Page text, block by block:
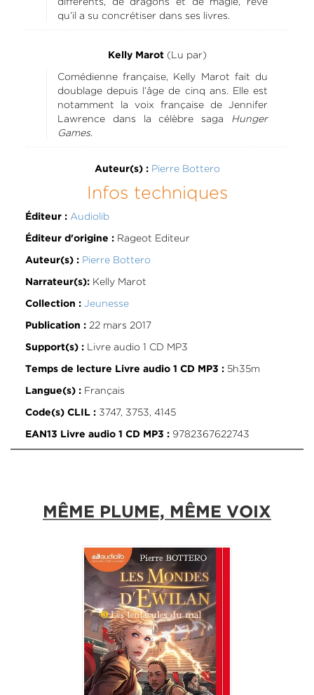
qu’il a su concrétiser dans ses livres.
Kelly Marot(Lu par)
Comédienne française, Kelly Marot fait du
doublage depuis l’âge de cinq ans. Elle est
notamment la voix française de Jennifer
Lawrence dans la célèbre saga Hunger
Games.
Auteur(s) : Pierre Bottero
Infos techniques
Éditeur : Audiolib
Éditeur d'origine :Rageot Editeur
Auteur(s) : Pierre Bottero
Narrateur(s):Kelly Marot
Collection : Jeunesse
Publication :22 mars 2017
Support(s) :Livre audio 1 CD MP3
Temps de lecture Livre audio 1 CD MP3 :5h35m
Langue(s) :Français
Code(s) CLIL :3747, 3753, 4145
EAN13 Livre audio 1 CD MP3 :9782367622743
MÊME PLUME, MÊME VOIX